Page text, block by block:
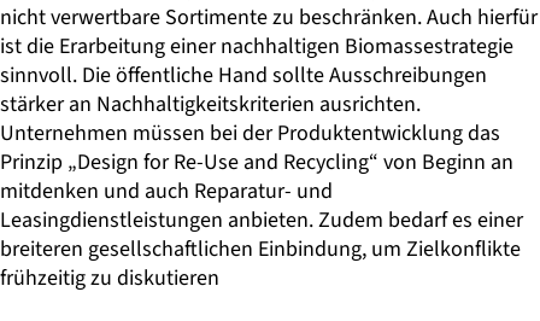
nicht verwertbare Sortimente zu beschränken. Auch hierfür
ist die Erarbeitung einer nachhaltigen Biomassestrategie
sinnvoll. Die öffentliche Hand sollte Ausschreibungen
stärker an Nachhaltigkeitskriterien ausrichten.
Unternehmen müssen bei der Produktentwicklung das
Prinzip „Design for Re-Use and Recycling“ von Beginn an
mitdenken und auch Reparatur- und
Leasingdienstleistungen anbieten. Zudem bedarf es einer
breiteren gesellschaftlichen Einbindung, um Zielkonflikte
frühzeitig zu diskutieren